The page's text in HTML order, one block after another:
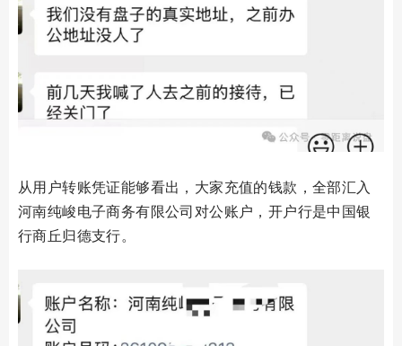
从用户转账凭证能够看出，大家充值的钱款，全部汇入
河南纯峻电子商务有限公司对公账户，开户行是中国银
行商丘归德支行。